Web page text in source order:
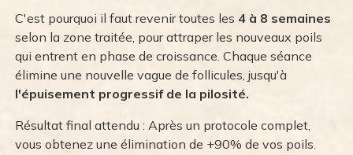
C'est pourquoi il faut revenir toutes les 4 à 8 semaines
selon la zone traitée, pour attraper les nouveaux poils
qui entrent en phase de croissance. Chaque séance
élimine une nouvelle vague de follicules, jusqu'à
l'épuisement progressif de la pilosité.
Résultat final attendu : Après un protocole complet,
vous obtenez une élimination de +90% de vos poils.